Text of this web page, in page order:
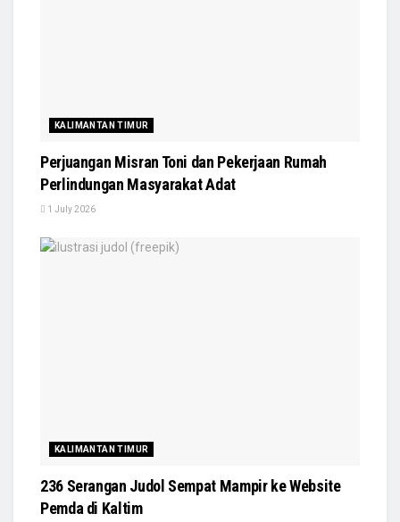
KALIMANTAN TIMUR
Perjuangan Misran Toni dan Pekerjaan Rumah
Perlindungan Masyarakat Adat
1 July 2026
KALIMANTAN TIMUR
236 Serangan Judol Sempat Mampir ke Website
Pemda di Kaltim